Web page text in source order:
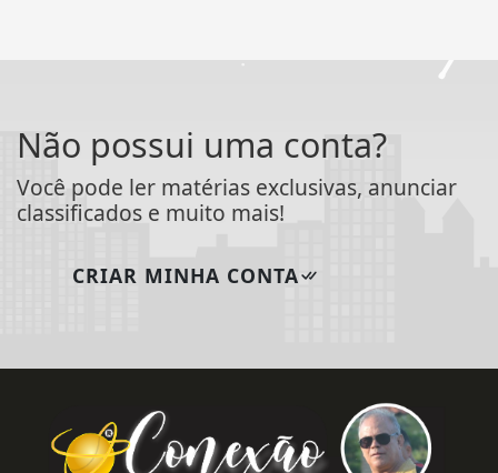
Não possui uma conta?
Você pode ler matérias exclusivas, anunciar
classificados e muito mais!
CRIAR MINHA CONTA